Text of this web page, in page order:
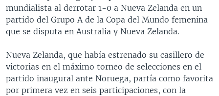
DEPORTIVO INTERNACIONAL
NOTA ECONÓMICA
ENTRETENIMIENTO
mundialista al derrotar 1-0 a Nueva Zelanda en un
partido del Grupo A de la Copa del Mundo femenina
que se disputa en Australia y Nueva Zelanda.
Nueva Zelanda, que había estrenado su casillero de
victorias en el máximo torneo de selecciones en el
partido inaugural ante Noruega, partía como favorita
por primera vez en seis participaciones, con la